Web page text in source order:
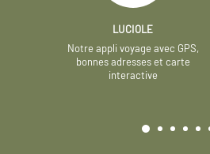
LUCIOLE
Notre appli voyage avec GPS,
bonnes adresses et carte
interactive